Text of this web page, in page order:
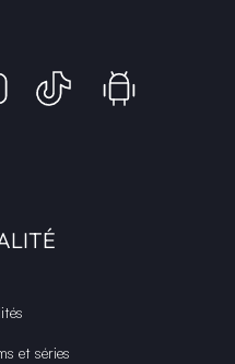
et séries